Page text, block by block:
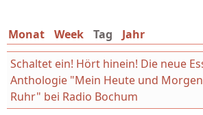
Monat Week Tag (aktiver Reiter)
Jahr
Schaltet ein! Hört hinein! Die neue
Anthologie "Mein Heute und
Ruhr" bei Radio Bochum